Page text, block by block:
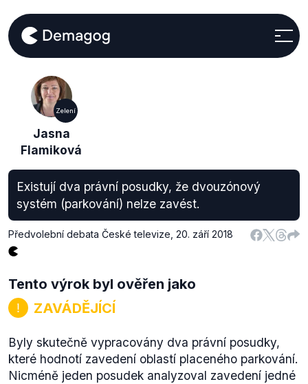
Zelení
Jasna
Flamiková
Existují dva právní posudky, že dvouzónový
systém (parkování) nelze zavést.
Předvolební debata České televize 20. září 2018
Tento výrok byl ověřen jako
ZAVÁDĚJÍCÍ
Byly skutečně vypracovány dva právní posudky,
které hodnotí zavedení oblastí placeného parkování.
Nicméně jeden posudek analyzoval zavedení jedné